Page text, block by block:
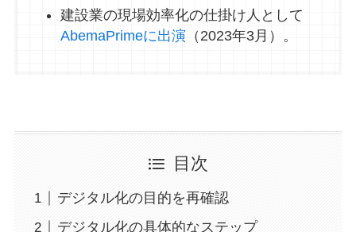
建設業の現場効率化の仕掛け人として
AbemaPrimeに出演 （2023年3月）。
目次
デジタル化の目的を再確認
デジタル化の具体的なステップ